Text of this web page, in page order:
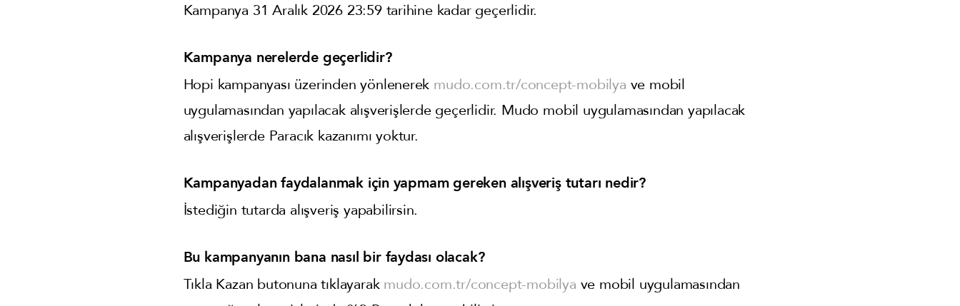
Kampanya 31 Aralık 2026 23:59 tarihine kadar geçerlidir.
Kampanya nerelerde geçerlidir?
Hopi kampanyası üzerinden yönlenerek mudo.com.tr/concept-mobilya ve mobil
uygulamasından yapılacak alışverişlerde geçerlidir. Mudo mobil uygulamasından yapılacak
alışverişlerde Paracık kazanımı yoktur.
Kampanyadan faydalanmak için yapmam gereken alışveriş tutarı nedir?
İstediğin tutarda alışveriş yapabilirsin.
Bu kampanyanın bana nasıl bir faydası olacak?
Tıkla Kazan butonuna tıklayarak mudo.com.tr/concept-mobilya ve mobil uygulamasından